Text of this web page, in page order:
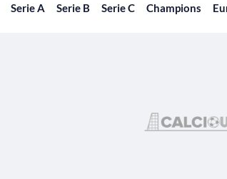
Serie A Serie B Serie C Champions